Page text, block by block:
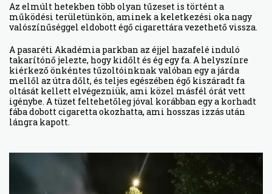
Az elmúlt hetekben több olyan tűzeset is történt a
működési területünkön, aminek a keletkezési oka nagy
valószínűséggel eldobott égő cigarettára vezethető vissza.
A pasaréti Akadémia parkban az éjjel hazafelé induló
takarítónő jelezte, hogy kidőlt és ég egy fa. A helyszínre
kiérkező önkéntes tűzoltóinknak valóban egy a járda
mellől az útra dőlt, és teljes egészében égő kiszáradt fa
oltását kellett elvégezniük, ami közel másfél órát vett
igénybe. A tüzet feltehetőleg jóval korábban egy a korhadt
fába dobott cigaretta okozhatta, ami hosszas izzás után
lángra kapott.